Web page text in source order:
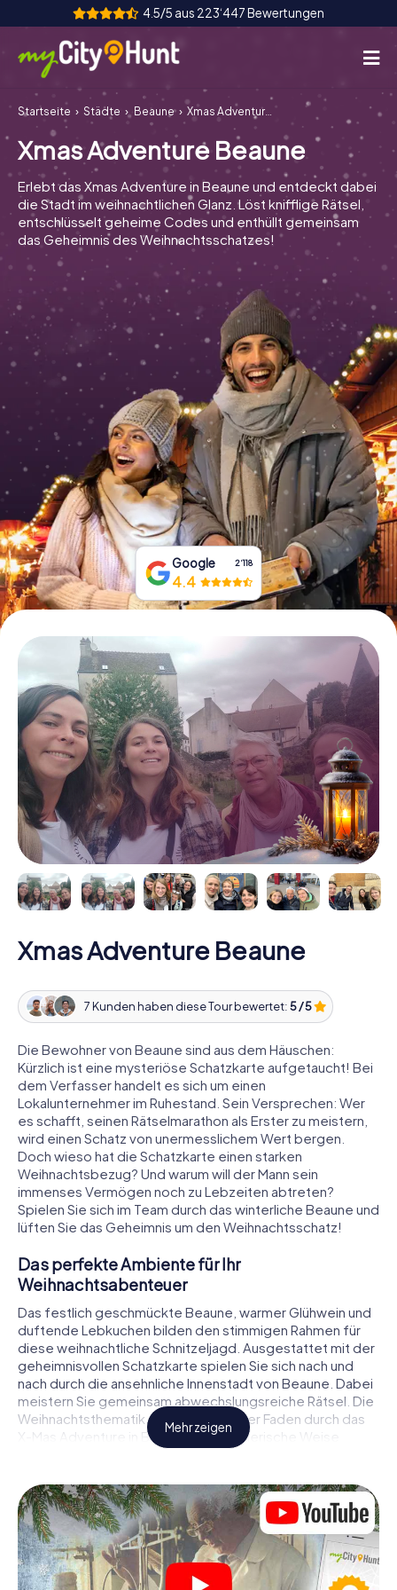
4.5/5 aus 223‘447 Bewertungen
So funktioniert's
Städte
Touren
Teamevent
Tickets
INT AT CH
DE
ES
FR UK
IT
NL
Tickets buchen
Gutscheine bestellen
Startseite Städte Beaune Xmas Adventure Beaune
Xmas Adventure Beaune
Erlebt das Xmas Adventure in Beaune und entdeckt dabei
die Stadt im weihnachtlichen Glanz. Löst knifflige Rätsel,
entschlüsselt geheime Codes und enthüllt gemeinsam
das Geheimnis des Weihnachtsschatzes!
Google 2‘118
4.4
Xmas Adventure Beaune
7 Kunden haben diese Tour bewertet:5 / 5
Die Bewohner von Beaune sind aus dem Häuschen:
Kürzlich ist eine mysteriöse Schatzkarte aufgetaucht! Bei
dem Verfasser handelt es sich um einen
Lokalunternehmer im Ruhestand. Sein Versprechen: Wer
es schafft, seinen Rätselmarathon als Erster zu meistern,
wird einen Schatz von unermesslichem Wert bergen.
Doch wieso hat die Schatzkarte einen starken
Weihnachtsbezug? Und warum will der Mann sein
immenses Vermögen noch zu Lebzeiten abtreten?
Spielen Sie sich im Team durch das winterliche Beaune und
lüften Sie das Geheimnis um den Weihnachtsschatz!
Das perfekte Ambiente für Ihr
Weihnachtsabenteuer
Das festlich geschmückte Beaune, warmer Glühwein und
duftende Lebkuchen bilden den stimmigen Rahmen für
diese weihnachtliche Schnitzeljagd. Ausgestattet mit der
geheimnisvollen Schatzkarte spielen Sie sich nach und
nach durch die ansehnliche Innenstadt von Beaune. Dabei
meistern Sie gemeinsam abwechslungsreiche Rätsel. Die
Weihnachtsthematik zieht sich als roter Faden durch das
X-Mas Adventure in Beaune. Auf spielerische Weise
erfahren Sie faszinierende Anekdoten rund um das
Hinweise richtig zu deuten und anderen Schatzsuchern
stets einen Schritt voraus zu sein?
Der Weihnachtsmarkt von Beaune als
Zwischenstopp
Mehr zeigen